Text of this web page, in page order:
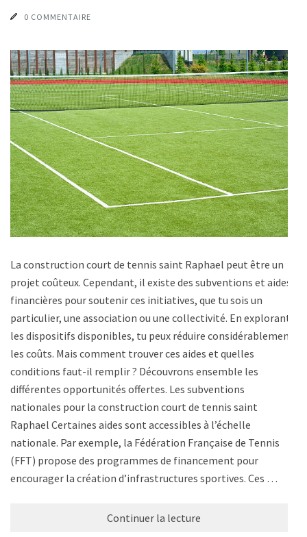
0 COMMENTAIRE
La construction court de tennis saint Raphael peut être un
projet coûteux. Cependant, il existe des subventions et aides
financières pour soutenir ces initiatives, que tu sois un
particulier, une association ou une collectivité. En explorant
les dispositifs disponibles, tu peux réduire considérablement
les coûts. Mais comment trouver ces aides et quelles
conditions faut-il remplir ? Découvrons ensemble les
différentes opportunités offertes. Les subventions
nationales pour la construction court de tennis saint
Raphael Certaines aides sont accessibles à l’échelle
nationale. Par exemple, la Fédération Française de Tennis
(FFT) propose des programmes de financement pour
encourager la création d’infrastructures sportives. Ces …
Continuer la lecture